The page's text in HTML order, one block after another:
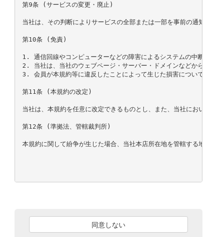
第9条 (サービスの変更・廃止)
当社は、その判断によりサービスの全部または一部を事前の通知な
第10条 (免責)
1. 通信回線やコンピューターなどの障害によるシステムの中断・
2. 当社は、当社のウェブページ・サーバー・ドメインなどから送
3. 会員が本規約等に違反したことによって生じた損害については
第11条 (本規約の改定)
当社は、本規約を任意に改定できるものとし、また、当社におい
第12条 (準拠法、管轄裁判所)
本規約に関して紛争が生じた場合、当社本店所在地を管轄する地方
同意しない